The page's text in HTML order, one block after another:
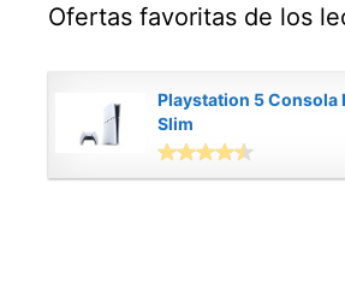
Ofertas favoritas de los
Playstation 5 Consola
Slim